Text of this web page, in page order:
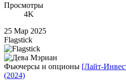
Просмотры
4K
25 Мар 2025
Flagstick
Фьючерсы и опционы [Лайт-
(2024)